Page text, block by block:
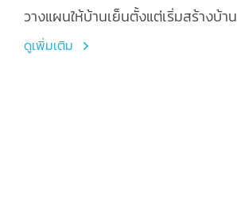
วางแผนให้บ้านเย็นตั้งแต่เริ่มสร้างบ้าน
ดูเพิ่มเติม